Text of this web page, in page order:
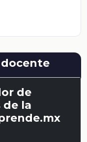
de
de la